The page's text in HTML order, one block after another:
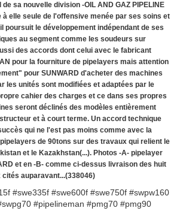
sa nouvelle division -OIL AND GAZ PIPELINE
à elle seule de l'offensive menée par ses soins et
poursuit le développement indépendant de ses
au segment comme les soudeurs sur
des accords dont celui avec le fabricant
pour la fourniture de pipelayers mais attention
pour SUNWARD d'acheter des machines
les unités sont modifiées et adaptées par le
cahier des charges et ce dans ses propres
seront déclinés des modèles entièrement
et à court terme. Un accord technique
qui ne l'est pas moins comme avec la
de 90tons sur des travaux qui relient le
et le Kazakhstan(...). Photos -A- pipelayer
et en -B- comme ci-dessus livraison des huit
auparavant...(338046)